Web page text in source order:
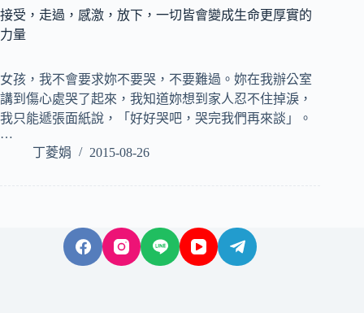
接受，走過，感激，放下，一切皆會變成生命更厚實的
力量
女孩，我不會要求妳不要哭，不要難過。妳在我辦公室
講到傷心處哭了起來，我知道妳想到家人忍不住掉淚，
我只能遞張面紙說，「好好哭吧，哭完我們再來談」。
…
丁菱娟
2015-08-26